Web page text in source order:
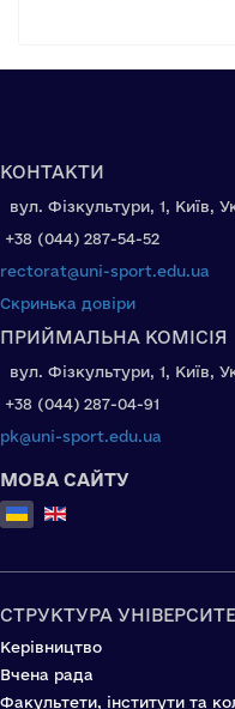
КОНТАКТИ
вул. Фізкультури, 1, Київ,
+38 (044) 287-54-52
rectorat@uni-sport.edu.ua
Скринька довіри
ПРИЙМАЛЬНА КОМІСІЯ
вул. Фізкультури, 1, Київ,
+38 (044) 287-04-91
pk@uni-sport.edu.ua
МОВА САЙТУ
Оберіть свою мову
СТРУКТУРА
Керівництво
Вчена рада
Факультети, інститути та